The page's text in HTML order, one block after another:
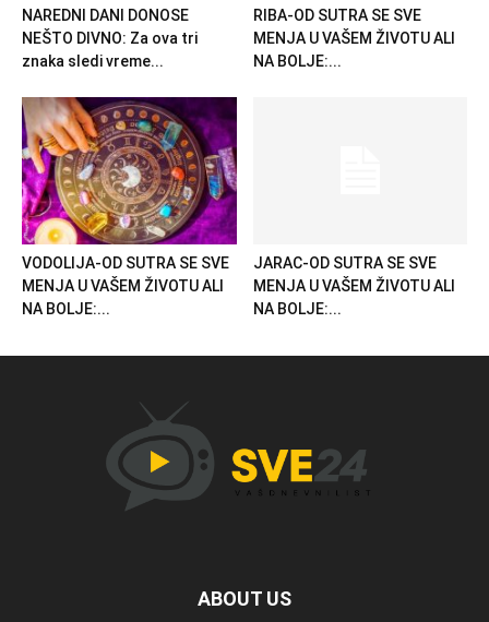
NAREDNI DANI DONOSE
NEŠTO DIVNO: Za ova tri
znaka sledi vreme...
RIBA-OD SUTRA SE SVE
MENJA U VAŠEM ŽIVOTU ALI
NA BOLJE:...
VODOLIJA-OD SUTRA SE SVE
MENJA U VAŠEM ŽIVOTU ALI
NA BOLJE:...
JARAC-OD SUTRA SE SVE
MENJA U VAŠEM ŽIVOTU ALI
NA BOLJE:...
ABOUT US